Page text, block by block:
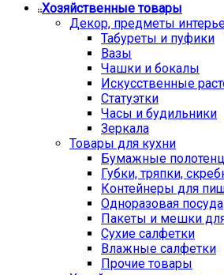
Хозяйственные товары
Декор, предметы
Табуреты и пуфики
Вазы
Чашки и бокалы
Искусственные
Статуэтки
Часы и будильники
Зеркала
Товары для кухни
Бумажные
Губки, тряпки,
Контейнеры для
Одноразовая посуда
Пакеты и мешки
Сухие салфетки
Влажные салфетки
Прочие товары